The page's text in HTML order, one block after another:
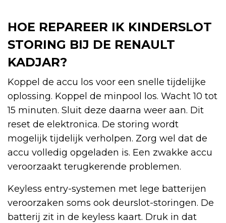
HOE REPAREER IK KINDERSLOT
STORING BIJ DE RENAULT
KADJAR?
Koppel de accu los voor een snelle tijdelijke
oplossing. Koppel de minpool los. Wacht 10 tot
15 minuten. Sluit deze daarna weer aan. Dit
reset de elektronica. De storing wordt
mogelijk tijdelijk verholpen. Zorg wel dat de
accu volledig opgeladen is. Een zwakke accu
veroorzaakt terugkerende problemen.
Keyless entry-systemen met lege batterijen
veroorzaken soms ook deurslot-storingen. De
batterij zit in de keyless kaart. Druk in dat